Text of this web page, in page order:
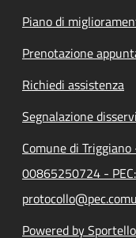
Piano di
Prenotazione
Richiedi assistenza
Segnalazione
Comune di
00865250724 - PEC:
Powered by